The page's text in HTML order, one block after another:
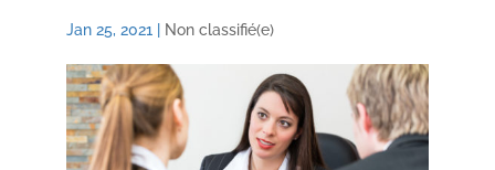
Jan 25, 2021| Non classifié(e)